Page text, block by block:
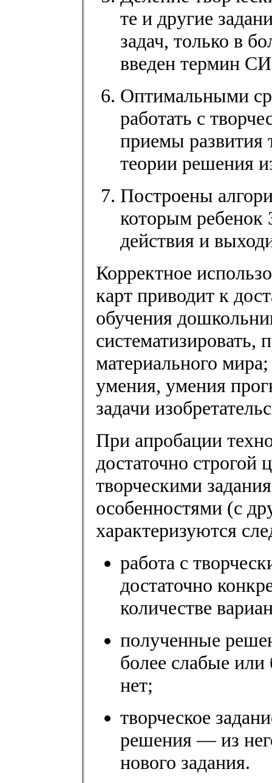
те и другие
задач, только в
введен термин
Оптимальными
работать с
приемы развития
теории решения
Построены
которым ребенок
действия и
Корректное
карт приводит к
обучения
систематизировать,
материального
умения, умения
задачи
При апробации
достаточно строгой
творческими
особенностями (с
характеризуются
работа с
достаточно
количестве
полученные
более слабые
нет;
творческое
решения — из
нового задания.